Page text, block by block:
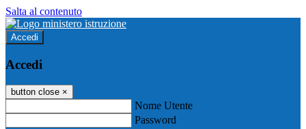
Salta al contenuto
Accedi
Accedi
button close ×
Nome Utente
Password